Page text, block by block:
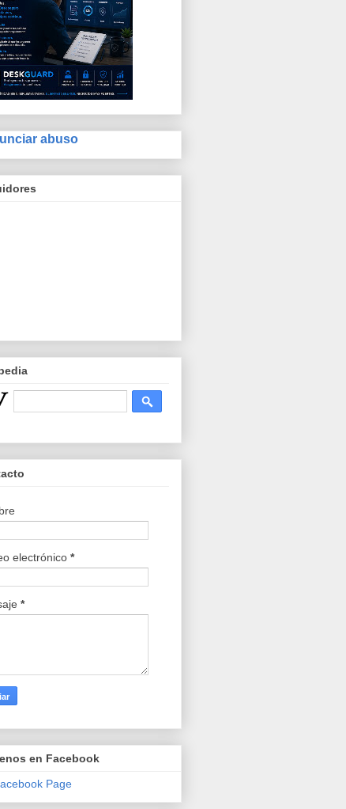
abuso
electrónico *
*
en Facebook
Page